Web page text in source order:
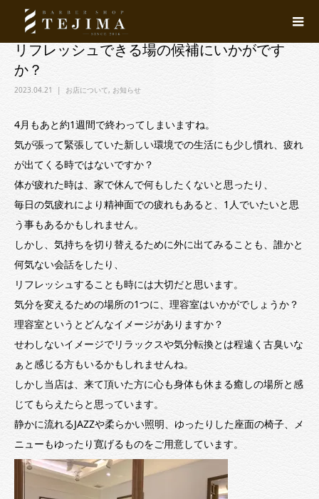
リフレッシュできる場の候補にいかがです
か？
2023.04.21 お店について, お知らせ
4月もあと約1週間で終わってしまいますね。
気が張って緊張していた新しい環境での生活にも少し慣れ、疲れ
が出てくる時ではないですか？
体が疲れた時は、家で休んで何もしたくないと思ったり、
毎日の気疲れにより精神面での疲れもあると、1人でいたいと思
う事もあるかもしれません。
しかし、気持ちを切り替えるために外に出てみることも、誰かと
何気ない会話をしたり、
リフレッシュすることも時には大切だと思います。
気分を変えるための場所の1つに、理容室はいかがでしょうか？
理容室というとどんなイメージがありますか？
せわしないイメージでリラックスや気分転換とは程遠く古臭いな
ぁと感じる方もいるかもしれませんね。
しかし当店は、来て頂いた方に心も身体も休まる癒しの場所と感
じてもらえたらと思っています。
静かに流れるJAZZや柔らかい照明、ゆったりした座面の椅子、メ
ニューもゆったり寛げるものをご用意しています。